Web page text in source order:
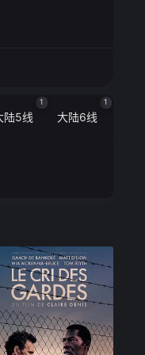
陆5线
1
大陆6线
1